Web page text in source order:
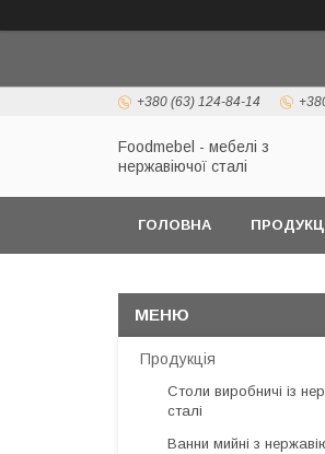
+380 (63) 124-84-14
Foodmebel - мебелі з
нержавіючої сталі
ГОЛОВНА
Продукція
Столи виробничі із
сталі
Ванни мийні з